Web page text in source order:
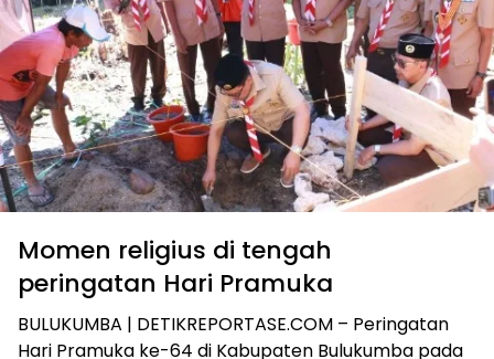
Momen religius di tengah
peringatan Hari Pramuka
BULUKUMBA | DETIKREPORTASE.COM – Peringatan
Hari Pramuka ke-64 di Kabupaten Bulukumba pada